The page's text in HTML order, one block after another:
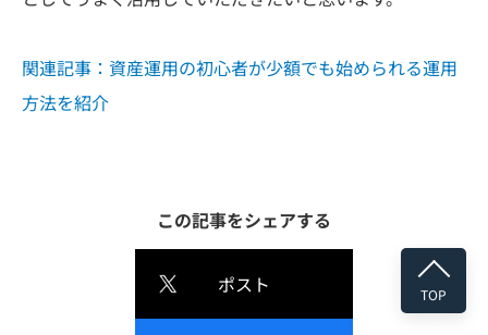
関連記事：資産運用の初心者が少額でも始められる運用
方法を紹介
この記事をシェアする
ポスト TOP